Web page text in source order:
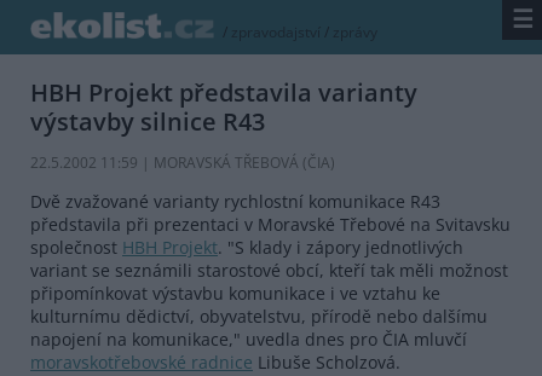
/ zpravodajství / zprávy ☰
HBH Projekt představila varianty
výstavby silnice R43
22.5.2002 11:59 | MORAVSKÁ TŘEBOVÁ (ČIA)
Dvě zvažované varianty rychlostní komunikace R43
představila při prezentaci v Moravské Třebové na Svitavsku
společnost HBH Projekt. "S klady i zápory jednotlivých
variant se seznámili starostové obcí, kteří tak měli možnost
připomínkovat výstavbu komunikace i ve vztahu ke
kulturnímu dědictví, obyvatelstvu, přírodě nebo dalšímu
napojení na komunikace," uvedla dnes pro ČIA mluvčí
moravskotřebovské radnice Libuše Scholzová.